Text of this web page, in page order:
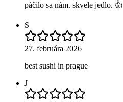
páčilo sa nám. skvele jedlo. 👍
S
27. februára 2026
best sushi in prague
J